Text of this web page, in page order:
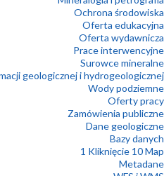
Ochrona środowiska
Oferta edukacyjna
Oferta wydawnicza
Prace interwencyjne
Surowce mineralne
geologicznej i hydrogeologicznej
Wody podziemne
Oferty pracy
Zamówienia publiczne
Dane geologiczne
Bazy danych
1 Kliknięcie 10 Map
Metadane